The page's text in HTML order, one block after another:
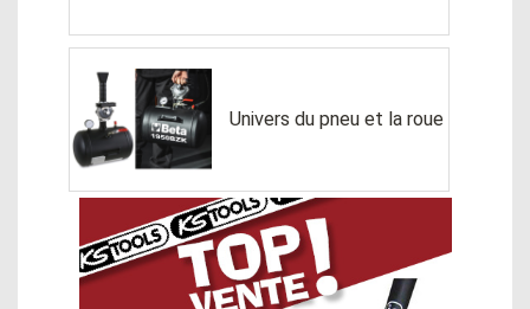
Univers du pneu et la roue